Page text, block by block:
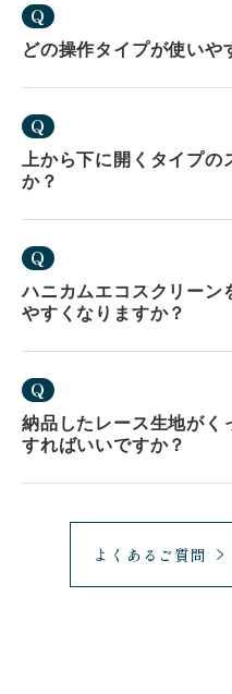
Q
どの操作タイプが使いや
Q
上から下に開くタイプ
か？
Q
ハニカムエコスクリーン
やすくなりますか？
Q
納品したレース生地がく
すればいいですか？
よくあるご質問